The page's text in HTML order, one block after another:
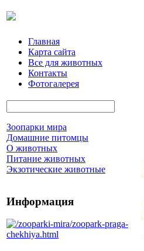
Главная
Карта сайта
Все для животных
Контакты
Фотогалерея
Зоопарки мира
Домашние питомцы
О животных
Питание животных
Экзотические животные
Информация